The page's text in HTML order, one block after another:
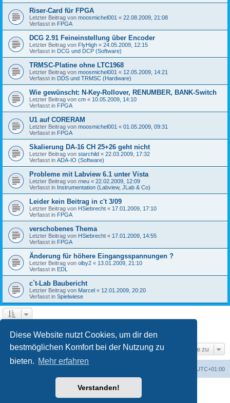
Diese Website nutzt Cookies, um dir den
bestmöglichen Komfort bei der Nutzung zu
bieten. Mehr erfahren
Verstanden!
Riser-Card für FPGA
Letzter Beitrag von moosmichel001 « 22.08.2009, 21:08
Verfasst in FPGA
DCG 2.91 Feineinstellung über Encoder
Letzter Beitrag von FlyHigh « 24.05.2009, 12:15
Verfasst in DCG und DCP (Software)
TRMSC-Platine ohne LTC1968
Letzter Beitrag von moosmichel001 « 12.05.2009, 14:21
Verfasst in DDS und TRMSC (Hardware)
Wie gewünscht: N-Key-Rollover, RENUMBER, BANK-Switch
Letzter Beitrag von cm « 10.05.2009, 14:10
Verfasst in FPGA
U1 auf CORERAM
Letzter Beitrag von moosmichel001 « 01.05.2009, 09:31
Verfasst in FPGA
Skalierung DA-16 CH 25+26 geht nicht
Letzter Beitrag von starchild « 22.03.2009, 17:32
Verfasst in ADA-IO (Software)
Probleme mit Labview 6.1 unter Vista
Letzter Beitrag von rneu « 22.02.2009, 12:09
Verfasst in Instrumentation (Labview, JLab & Co)
Leider kein Beitrag in c't 3/09
Letzter Beitrag von HSiebrecht « 17.01.2009, 17:10
Verfasst in FPGA
verschobenes Thema
Letzter Beitrag von HSiebrecht « 17.01.2009, 14:55
Verfasst in FPGA
Änderung für höhere Eingangsspannungen ?
Letzter Beitrag von olby2 « 13.01.2009, 21:10
Verfasst in EDL
c`t-Lab Baubericht
Letzter Beitrag von Marcel « 12.01.2009, 20:20
Verfasst in Spielwiese
Gehe zu
UTC+01:00
Powered byphpBB® Forum Software © phpBB Limited
phpBB.de